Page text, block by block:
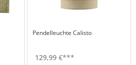
Pendelleuchte Calisto
129,99€***